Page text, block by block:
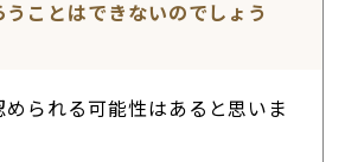
うことはできないのでしょう
られる可能性はあると思いま